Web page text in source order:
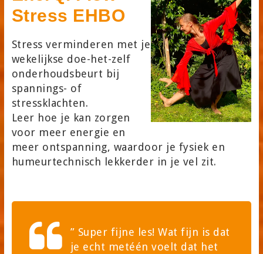
Stress EHBO
Stress verminderen met je
wekelijkse doe-het-zelf
onderhoudsbeurt bij
spannings- of
stressklachten.
Leer hoe je kan zorgen
voor meer energie en
meer ontspanning, waardoor je fysiek en
humeurtechnisch lekkerder in je vel zit.
” Super fijne les! Wat fijn is dat
je echt metéén voelt dat het